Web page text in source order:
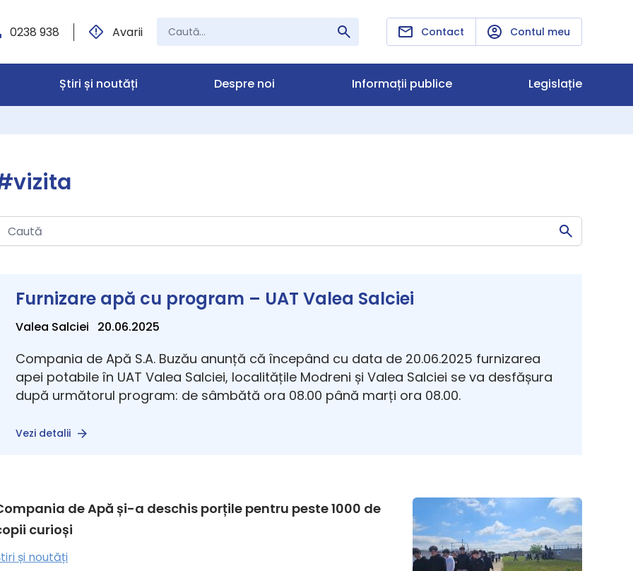
0238 938 Avarii Contact Contul meu
Știri și noutăți Despre noi Informații publice Legislație
Furnizare apă cu program – UAT Valea Salciei
Valea Salciei 20.06.2025
Compania de Apă S.A. Buzău anunță că începând cu data de 20.06.2025 furnizarea
apei potabile în UAT Valea Salciei, localitățile Modreni și Valea Salciei se va desfășura
după următorul program: de sâmbătă ora 08.00 până marți ora 08.00.
Vezi detalii
de Apă și-a deschis porțile pentru peste 1000 de
curioși
și noutăți